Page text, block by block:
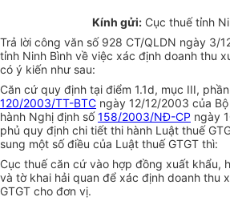
Kính gửi:Cục thuế tỉnh
Trả lời công văn số 928 CT/QLDN ngày 3/
tỉnh Ninh Bình về việc xác định doanh thu
có ý kiến như sau:
Căn cứ quy định tại điểm 1.1d, mục III,
120/2003/TT-BTC ngày 12/12/2003 của
hành Nghị định số158/2003/NĐ-CP ngày
phủ quy định chi tiết thi hành Luật thuế
sung một số điều của Luật thuế GTGT thì:
Cục thuế căn cứ vào hợp đồng xuất khẩu,
và tờ khai hải quan để xác định doanh thu
GTGT cho đơn vị.